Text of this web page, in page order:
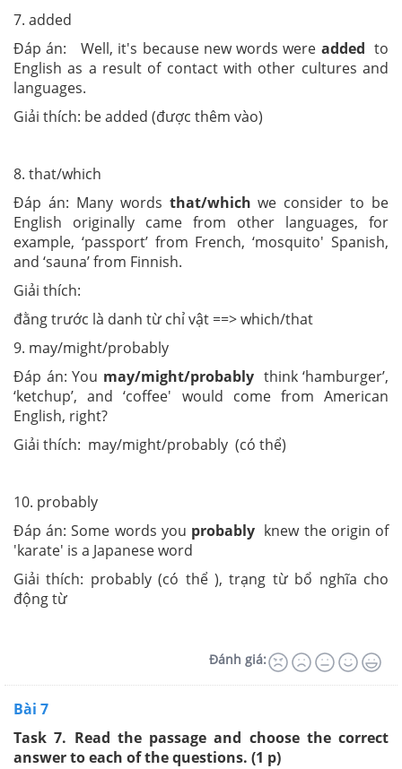
7. added
Đáp án: Well, it's because new words were added to
English as a result of contact with other cultures and
languages.
Giải thích: be added (được thêm vào)
8. that/which
Đáp án: Many words that/which we consider to be
English originally came from other languages, for
example, ‘passport’ from French, ‘mosquito' Spanish,
and ‘sauna’ from Finnish.
Giải thích:
đằng trước là danh từ chỉ vật ==> which/that
9. may/might/probably
Đáp án: You may/might/probablythink ‘hamburger’,
‘ketchup’, and ‘coffee' would come from American
English, right?
Giải thích: may/might/probably (có thể)
10. probably
Đáp án: Some words you probably knew the origin of
'karate' is a Japanese word
Giải thích: probably (có thể ), trạng từ bổ nghĩa cho
động từ
Đánh giá:
Bài 7
Task 7. Read the passage and choose the correct
answer to each of the questions. (1 p)